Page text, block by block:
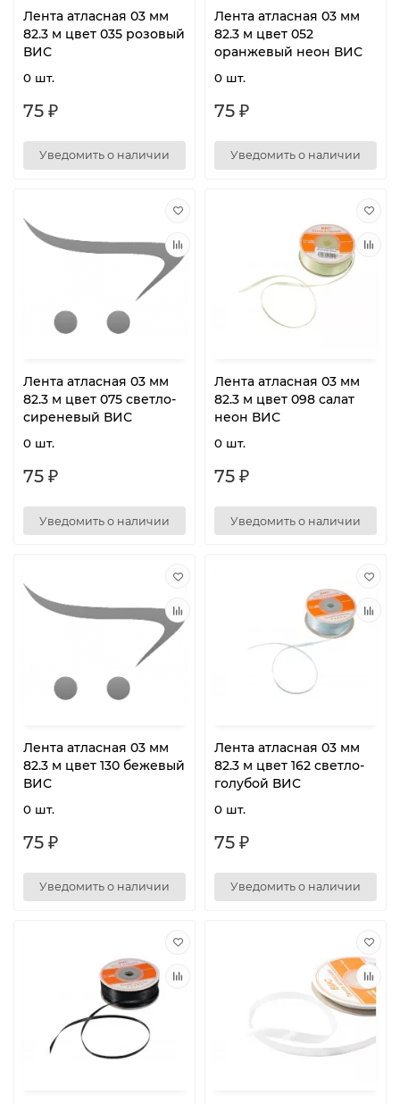
Лента атласная 03 мм
82.3 м цвет 035 розовый
ВИС
0 шт.
75 ₽
Уведомить о наличии
Лента атласная 03 мм
82.3 м цвет 052
оранжевый неон ВИС
0 шт.
75 ₽
Уведомить о наличии
Лента атласная 03 мм
82.3 м цвет 075 светло-
сиреневый ВИС
0 шт.
75 ₽
Уведомить о наличии
Лента атласная 03 мм
82.3 м цвет 098 салат
неон ВИС
0 шт.
75 ₽
Уведомить о наличии
Лента атласная 03 мм
82.3 м цвет 130 бежевый
ВИС
0 шт.
75 ₽
Уведомить о наличии
Лента атласная 03 мм
82.3 м цвет 162 светло-
голубой ВИС
0 шт.
75 ₽
Уведомить о наличии